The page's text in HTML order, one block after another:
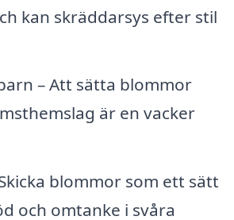
kan skräddarsys efter stil
– Att sätta blommor
är en vacker
blommor som ett sätt
och omtanke i svåra